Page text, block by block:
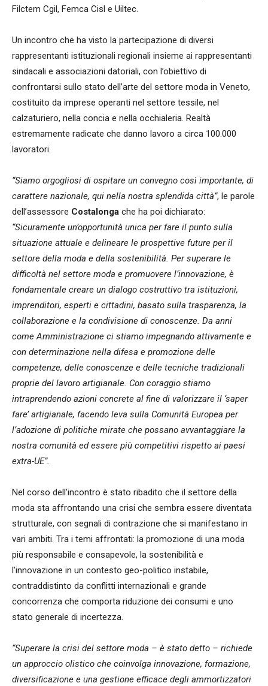
Filctem Cgil, Femca Cisl e Uiltec.
Un incontro che ha visto la partecipazione di diversi
rappresentanti istituzionali regionali insieme ai rappresentanti
sindacali e associazioni datoriali, con l’obiettivo di
confrontarsi sullo stato dell’arte del settore moda in Veneto,
costituito da imprese operanti nel settore tessile, nel
calzaturiero, nella concia e nella occhialeria. Realtà
estremamente radicate che danno lavoro a circa 100.000
lavoratori.
“Siamo orgogliosi di ospitare un convegno così importante, di
carattere nazionale, qui nella nostra splendida città”, le parole
dell’assessore Costalonga che ha poi dichiarato:
“Sicuramente un’opportunità unica per fare il punto sulla
situazione attuale e delineare le prospettive future per il
settore della moda e della sostenibilità. Per superare le
difficoltà nel settore moda e promuovere l’innovazione, è
fondamentale creare un dialogo costruttivo tra istituzioni,
imprenditori, esperti e cittadini, basato sulla trasparenza, la
collaborazione e la condivisione di conoscenze. Da anni
come Amministrazione ci stiamo impegnando attivamente e
con determinazione nella difesa e promozione delle
competenze, delle conoscenze e delle tecniche tradizionali
proprie del lavoro artigianale. Con coraggio stiamo
intraprendendo azioni concrete al fine di valorizzare il ‘saper
fare’ artigianale, facendo leva sulla Comunità Europea per
l’adozione di politiche mirate che possano avvantaggiare la
nostra comunità ed essere più competitivi rispetto ai paesi
extra-UE”.
Nel corso dell’incontro è stato ribadito che il settore della
moda sta affrontando una crisi che sembra essere diventata
strutturale, con segnali di contrazione che si manifestano in
vari ambiti. Tra i temi affrontati: la promozione di una moda
più responsabile e consapevole, la sostenibilità e
l’innovazione in un contesto geo-politico instabile,
contraddistinto da conflitti internazionali e grande
concorrenza che comporta riduzione dei consumi e uno
stato generale di incertezza.
“Superare la crisi del settore moda – è stato detto – richiede
un approccio olistico che coinvolga innovazione, formazione,
diversificazione e una gestione efficace degli ammortizzatori